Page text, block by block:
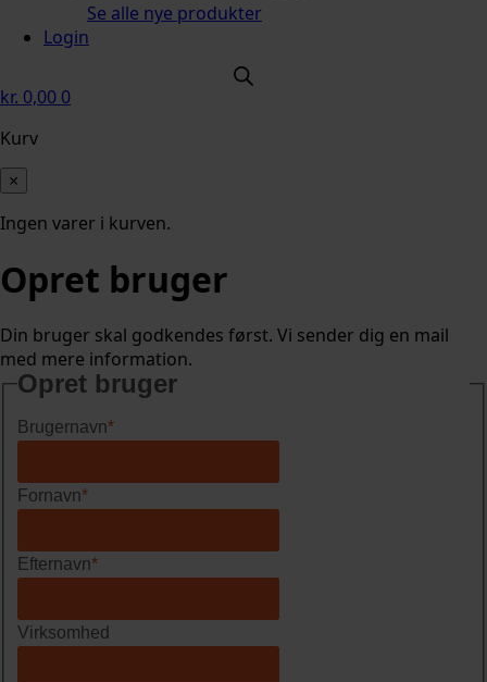
Se alle nye produkter
Login
kr. 0,00 0
Kurv
×
Ingen varer i kurven.
Opret bruger
Din bruger skal godkendes først. Vi sender dig en mail
med mere information.
Opret bruger
Brugernavn*
Fornavn*
Efternavn*
Virksomhed